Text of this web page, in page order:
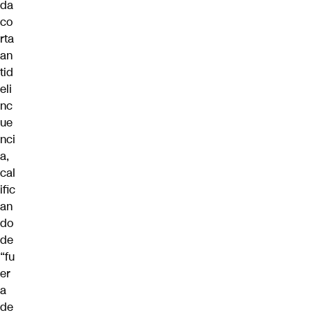
da
co
rta
an
tid
eli
nc
ue
nci
a,
cal
ific
an
do
de
“fu
er
a
de